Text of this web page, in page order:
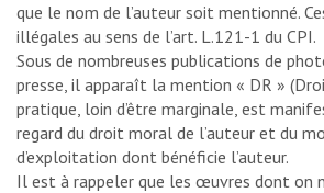
que le nom de l’auteur soit mentionné.
illégales au sens de l’art. L.121-1 du CPI.
Sous de nombreuses publications de
presse, il apparaît la mention « DR »
pratique, loin d’être marginale, est
regard du droit moral de l’auteur et du
d’exploitation dont bénéficie l’auteur.
Il est à rappeler que les œuvres dont on